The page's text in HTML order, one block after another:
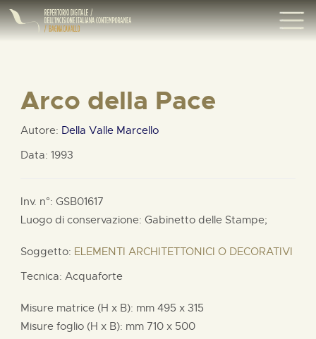
Arco della Pace
Autore: Della Valle Marcello
Data: 1993
Inv. n°: GSB01617
Luogo di conservazione: Gabinetto delle Stampe;
Soggetto: ELEMENTI ARCHITETTONICI O DECORATIVI
Tecnica: Acquaforte
Misure matrice (H x B): mm 495 x 315
Misure foglio (H x B): mm 710 x 500